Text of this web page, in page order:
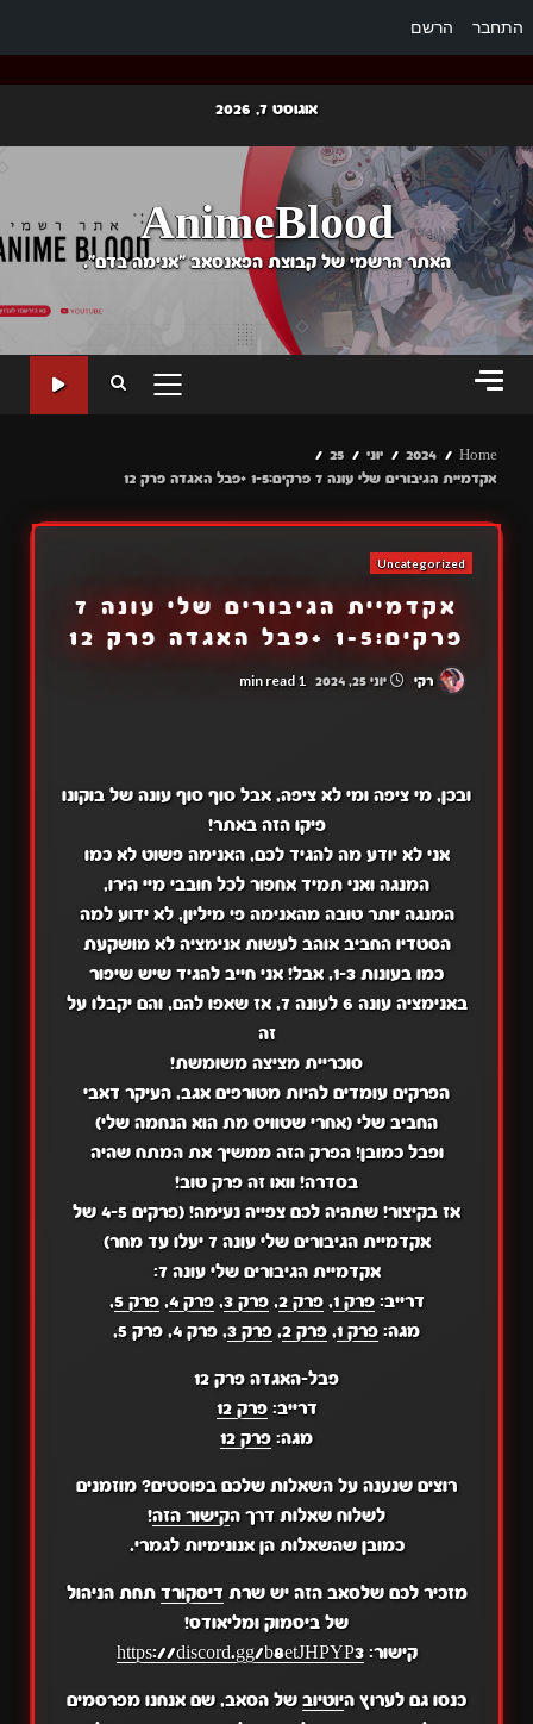
התחבר הרשם
content
אוגוסט 7, 2026
AnimeBlood
האתר הרשמי של קבוצת הפאנסאב "אנימה בדם".
PRIMARY
Home
2024 יוני
25
אקדמיית הגיבורים שלי עונה 7 פרקים:1-5 +פבל האגדה פרק 12
Uncategorized
אקדמיית הגיבורים שלי עונה 7
פרקים:1-5 +פבל האגדה פרק 12
רקי יוני 25, 2024 1 min read
ובכן, מי ציפה ומי לא ציפה, אבל סוף סוף עונה של בוקונו
פיקו הזה באתר!
אני לא יודע מה להגיד לכם, האנימה פשוט לא כמו
המנגה ואני תמיד אחפור לכל חובבי מיי הירו,
המנגה יותר טובה מהאנימה פי מיליון, לא ידוע למה
הסטדיו החביב אוהב לעשות אנימציה לא מושקעת
כמו בעונות 1-3, אבל! אני חייב להגיד שיש שיפור
באנימציה עונה 6 לעונה 7, אז שאפו להם, והם יקבלו על
זה
סוכריית מציצה משומשת!
הפרקים עומדים להיות מטורפים אגב, העיקר דאבי
החביב שלי (אחרי שטוויס מת הוא הנחמה שלי)
ופבל כמובן! הפרק הזה ממשיך את המתח שהיה
בסדרה! וואו זה פרק טוב!
אז בקיצור! שתהיה לכם צפייה נעימה! (פרקים 4-5 של
אקדמיית הגיבורים שלי עונה 7 יעלו עד מחר)
אקדמיית הגיבורים שלי עונה 7:
דרייב:פרק 1 ,פרק 2 ,פרק 3 ,פרק 4 ,פרק 5 ,
מגה: פרק 1 , פרק 2 , פרק 3 , פרק 4, פרק 5,
פבל-האגדה פרק 12
דרייב:פרק 12
מגה: פרק 12
רוצים שנענה על השאלות שלכם בפוסטים? מוזמנים
לשלוח שאלות דרך הקישור הזה!
כמובן שהשאלות הן אנונימיות לגמרי.
מזכיר לכם שלסאב הזה יש שרת דיסקורד תחת הניהול
של ביסמוק ומליאודס!
קישור:https://discord.gg/b8etJHPYP3
כנסו גם לערוץ היוטיובשל הסאב, שם אנחנו מפרסמים